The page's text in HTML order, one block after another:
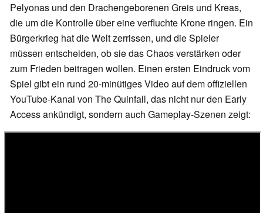
Pelyonas und den Drachengeborenen Greis und Kreas,
die um die Kontrolle über eine verfluchte Krone ringen. Ein
Bürgerkrieg hat die Welt zerrissen, und die Spieler
müssen entscheiden, ob sie das Chaos verstärken oder
zum Frieden beitragen wollen. Einen ersten Eindruck vom
Spiel gibt ein rund 20-minütiges Video auf dem offiziellen
YouTube-Kanal von The Quinfall, das nicht nur den Early
Access ankündigt, sondern auch Gameplay-Szenen zeigt: